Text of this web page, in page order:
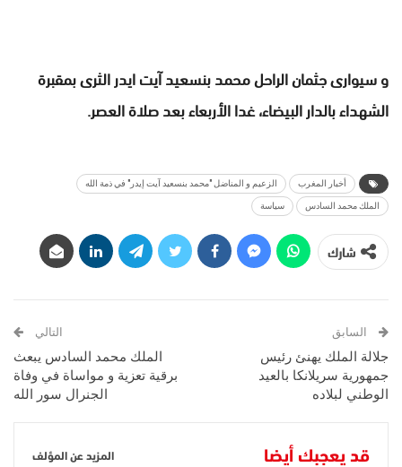
و سيوارى جثمان الراحل محمد بنسعيد آيت ايدر الثرى بمقبرة
الشهداء بالدار البيضاء، غدا الأربعاء بعد صلاة العصر.
أخبار المغرب الزعيم و المناضل "محمد بنسعيد آيت إيدر" في ذمة الله
الملك محمد السادس سياسة
شارك
السابق
جلالة الملك يهنئ رئيس
جمهورية سريلانكا بالعيد
الوطني لبلاده
التالي
الملك محمد السادس يبعث
برقية تعزية و مواساة في وفاة
الجنرال سور الله
قد يعجبك أيضا المزيد عن المؤلف